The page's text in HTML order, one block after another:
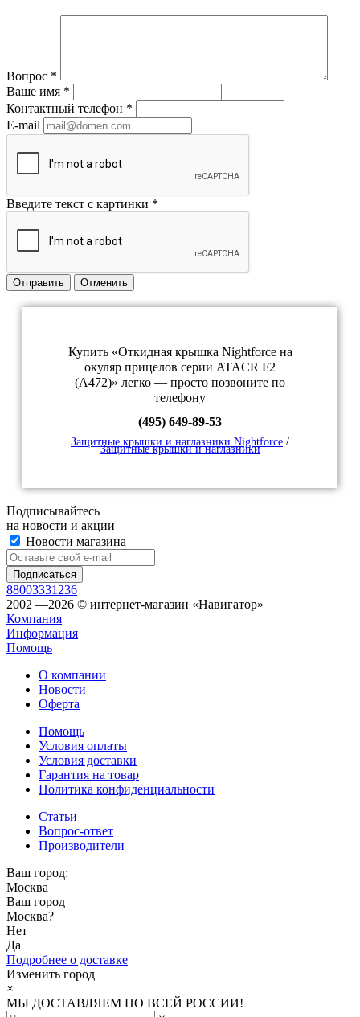
Вопрос *
Ваше имя *
Контактный телефон *
E-mail
Введите текст с картинки *
Отправить Отменить
Купить «Откидная крышка Nightforce на
окуляр прицелов серии ATACR F2
(A472)» легко — просто позвоните по
телефону
(495) 649-89-53
Защитные крышки и наглазники Nightforce /
Защитные крышки и наглазники
Подписывайтесь
на новости и акции
Новости магазина
88003331236
2002 —2026 © интернет-магазин «Навигатор»
Компания
Информация
Помощь
О компании
Новости
Оферта
Помощь
Условия оплаты
Условия доставки
Гарантия на товар
Политика конфиденциальности
Статьи
Вопрос-ответ
Производители
Ваш город:
Москва
Ваш город
Москва?
Нет
Да
Подробнее о доставке
Изменить город
×
МЫ ДОСТАВЛЯЕМ ПО ВСЕЙ РОССИИ!